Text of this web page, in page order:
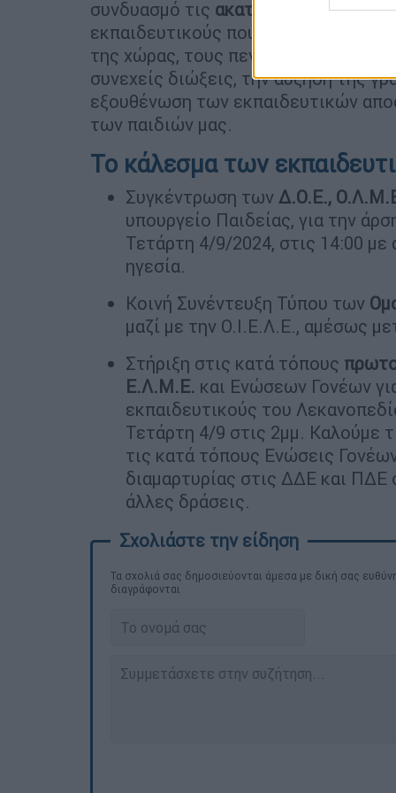
συνδυασμό τις ακατάλληλες και
εκπαιδευτικούς που κοιμούνται σε
της χώρας, τους πενιχρούς
συνεχείς διώξεις, την αύξηση της
εξουθένωση των εκπαιδευτικών
των παιδιών μας.
To κάλεσμα των
Συγκέντρωση των Δ.Ο.Ε.,
υπουργείο Παιδείας, για την
Τετάρτη 4/9/2024, στις 14:00 με
ηγεσία.
Κοινή Συνέντευξη Τύπου των
μαζί με την Ο.Ι.Ε.Λ.Ε., αμέσως
Στήριξη στις κατά τόπους
Ε.Λ.Μ.Ε. και Ενώσεων Γονέων
εκπαιδευτικούς του
Τετάρτη 4/9 στις 2μμ. Καλούμε
τις κατά τόπους Ενώσεις
διαμαρτυρίας στις ΔΔΕ και
άλλες δράσεις.
Τα σχολιά σας δημοσιεύονται άμεσα με δική σας
διαγράφονται